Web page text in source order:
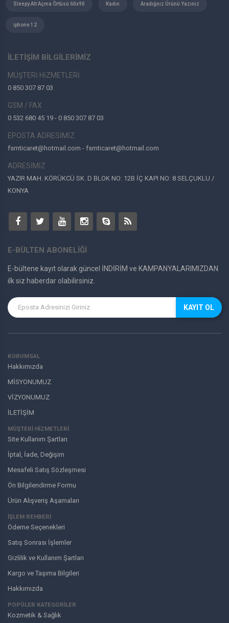
Sleepy Alt Açma Örtüsü 60x90 Kadın Aradığnız Ürünü Yazınız
iphone 12
İLETİŞİM BİLGİLERİMİZ
MÜŞTERİ HİZMETLERİ
0 850 307 87 03
GSM / FAX
0 532 680 45 19 - 0 850 307 87 03
EPOSTA ADRESİMİZ
fsmticaret@hotmail.com - fsmticaret@hotmail.com
ADRESİMİZ
YAZIR MAH. KÖRÜKCÜ SK. D BLOK NO: 12B İÇ KAPI NO: 8 SELÇUKLU /
KONYA
E-BÜLTEN ABONELİĞİ
E-bültene kayıt olarak güncel İNDİRİM ve KAMPANYALARIMIZDAN
ilk siz haberdar olabilirsiniz.
KAYIT OL
KURUMSAL
Hakkımızda
MİSYONUMUZ
VİZYONUMUZ
İLETİŞİM
MÜŞTERI HIZMETLERI
Site Kullanım Şartları
İptal, İade, Değişim
Mesafeli Satış Sözleşmesi
Ön Bilgilendirme Formu
Ürün Alışveriş Aşamaları
İŞLEM REHBERİ
Ödeme Seçenekleri
Satış Sonrası İşlemler
Gizlilik ve Kullanım Şartları
Kargo ve Taşıma Bilgileri
Hakkımızda
POPÜLER KATEGORİLER
Kozmetik & Sağlık